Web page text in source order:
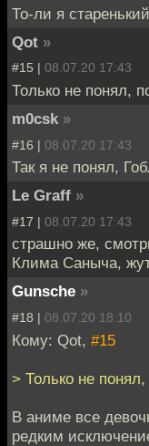
То-ли я
Qot »
#15 | 08.07.20 17:43
Только не понял,
m0csk »
#16 | 08.07.20 17:43
Так я не понял,
Le Graff »
#17 | 08.07.20 17:43
страшно же,
Клима Саныча,
Gunsche »
#18 | 08.07.20 18:10
Кому: Qot, #15
> Только не
В аниме все
редким